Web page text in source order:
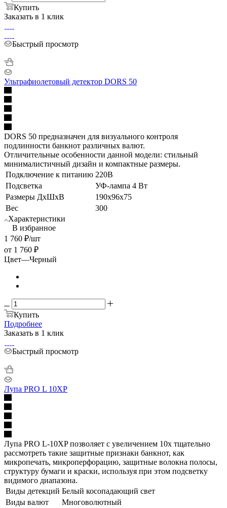
Купить
Заказать в 1 клик
Быстрый просмотр
Ультрафиолетовый детектор DORS 50
DORS 50 предназначен для визуального контроля
подлинности банкнот различных валют.
Отличительные особенности данной модели: стильный
минималистичный дизайн и компактные размеры.
Подключение к питанию 220В
Подсветка
УФ-лампа 4 Вт
Размеры ДхШхВ
190х96х75
Вес
300
Характеристики
В избранное
1 760 ₽/шт
от 1 760 ₽
Цвет—Черный
Купить
Подробнее
Заказать в 1 клик
Быстрый просмотр
Лупа PRO L 10XP
Лупа PRO L-10XP позволяет с увеличением 10х тщательно
рассмотреть такие защитные признаки банкнот, как
микропечать, микроперфорацию, защитные волокна полосы,
структуру бумаги и краски, используя при этом подсветку
видимого диапазона.
Виды детекций Белый косопадающий свет
Виды валют
Многоволютный